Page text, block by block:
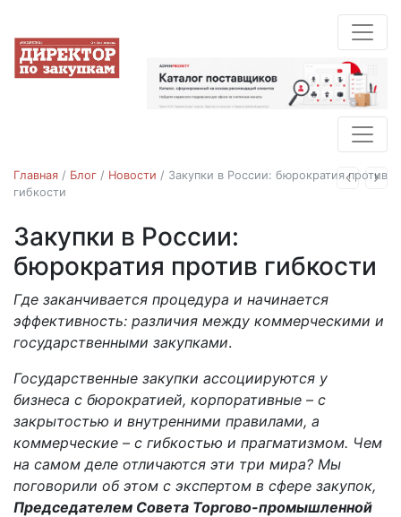
Назад
Главная / Блог / Новости / Закупки в России: бюрократия против
гибкости
Новости
Закупки в России:
бюрократия против гибкости
26.08.2025
Где заканчивается процедура и начинается
эффективность: различия между коммерческими и
государственными закупками.
Государственные закупки ассоциируются у
бизнеса с бюрократией, корпоративные – с
закрытостью и внутренними правилами, а
коммерческие – с гибкостью и прагматизмом. Чем
на самом деле отличаются эти три мира? Мы
поговорили об этом с экспертом в сфере закупок,
Председателем Совета Торгово-промышленной